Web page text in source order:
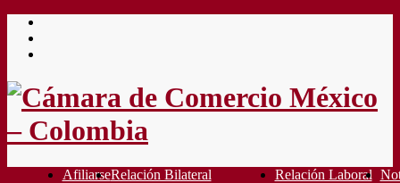
Saltar
contenido
AfiliarseRelación Bilateral
Relación Laboral